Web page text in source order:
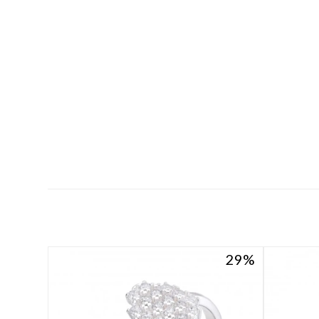
29
29